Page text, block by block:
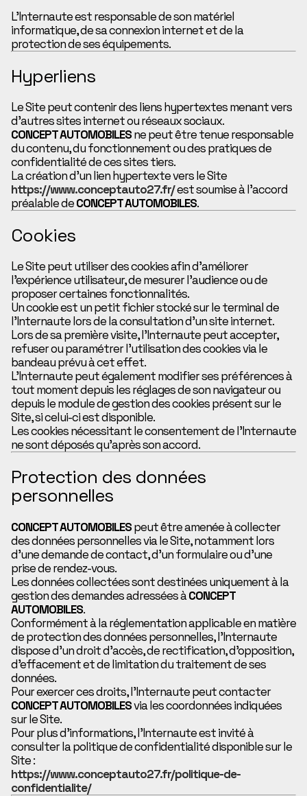
L’Internaute est responsable de son matériel
informatique, de sa connexion internet et de la
protection de ses équipements.
Hyperliens
Le Site peut contenir des liens hypertextes menant vers
d’autres sites internet ou réseaux sociaux.
CONCEPT AUTOMOBILESne peut être tenue responsable
du contenu, du fonctionnement ou des pratiques de
confidentialité de ces sites tiers.
La création d’un lien hypertexte vers le Site
https://www.conceptauto27.fr/est soumise à l’accord
préalable deCONCEPT AUTOMOBILES.
Cookies
Le Site peut utiliser des cookies afin d’améliorer
l’expérience utilisateur, de mesurer l’audience ou de
proposer certaines fonctionnalités.
Un cookie est un petit fichier stocké sur le terminal de
l’Internaute lors de la consultation d’un site internet.
Lors de sa première visite, l’Internaute peut accepter,
refuser ou paramétrer l’utilisation des cookies via le
bandeau prévu à cet effet.
L’Internaute peut également modifier ses préférences à
tout moment depuis les réglages de son navigateur ou
depuis le module de gestion des cookies présent sur le
Site, si celui-ci est disponible.
Les cookies nécessitant le consentement de l’Internaute
ne sont déposés qu’après son accord.
Protection des données
personnelles
CONCEPT AUTOMOBILESpeut être amenée à collecter
des données personnelles via le Site, notamment lors
d’une demande de contact, d’un formulaire ou d’une
prise de rendez-vous.
Les données collectées sont destinées uniquement à la
gestion des demandes adressées àCONCEPT
AUTOMOBILES.
Conformément à la réglementation applicable en matière
de protection des données personnelles, l’Internaute
dispose d’un droit d’accès, de rectification, d’opposition,
d’effacement et de limitation du traitement de ses
données.
Pour exercer ces droits, l’Internaute peut contacter
CONCEPT AUTOMOBILESvia les coordonnées indiquées
sur le Site.
Pour plus d’informations, l’Internaute est invité à
consulter la politique de confidentialité disponible sur le
Site :
https://www.conceptauto27.fr/politique-de-
confidentialite/